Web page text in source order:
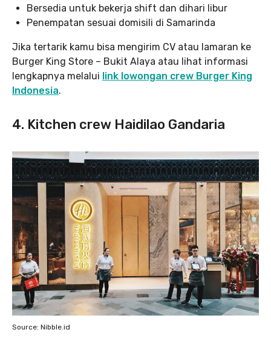
Bersedia untuk bekerja shift dan dihari libur
Penempatan sesuai domisili di Samarinda
Jika tertarik kamu bisa mengirim CV atau lamaran ke
Burger King Store – Bukit Alaya atau lihat informasi
lengkapnya melalui link lowongan crew Burger King
Indonesia.
4. Kitchen crew Haidilao Gandaria
Source: Nibble.id